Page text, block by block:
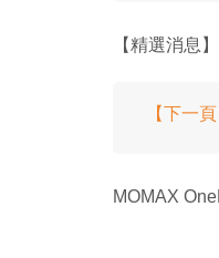
【精選消息
【下一頁
MOMAX